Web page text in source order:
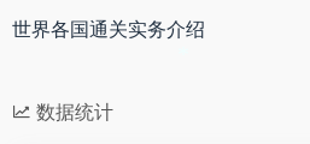
世界各国通关实务介绍
数据统计